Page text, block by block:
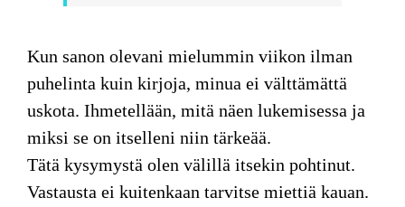
Kun sanon olevani mielummin viikon ilman
puhelinta kuin kirjoja, minua ei välttämättä
uskota. Ihmetellään, mitä näen lukemisessa ja
miksi se on itselleni niin tärkeää.
Tätä kysymystä olen välillä itsekin pohtinut.
Vastausta ei kuitenkaan tarvitse miettiä kauan.